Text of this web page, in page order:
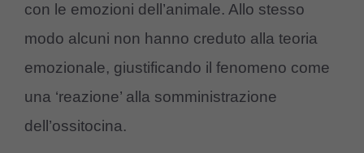
con le emozioni dell’animale. Allo stesso
modo alcuni non hanno creduto alla teoria
emozionale, giustificando il fenomeno come
una ‘reazione’ alla somministrazione
dell’ossitocina.